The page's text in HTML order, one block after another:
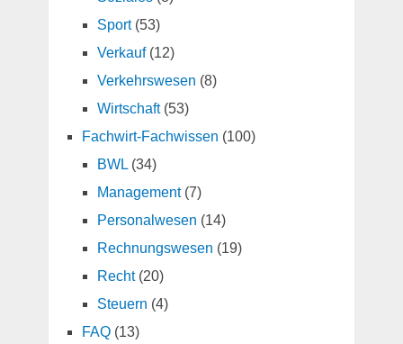
Sport(53)
Verkauf(12)
Verkehrswesen (8)
Wirtschaft(53)
Fachwirt-Fachwissen (100)
BWL(34)
Management(7)
Personalwesen (14)
Rechnungswesen (19)
Recht(20)
Steuern (4)
FAQ(13)